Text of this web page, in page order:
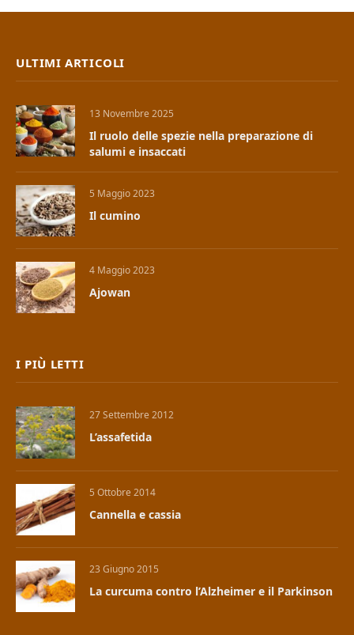
ULTIMI ARTICOLI
13 Novembre 2025
Il ruolo delle spezie nella preparazione di
salumi e insaccati
5 Maggio 2023
Il cumino
4 Maggio 2023
Ajowan
I PIÙ LETTI
27 Settembre 2012
L’assafetida
5 Ottobre 2014
Cannella e cassia
23 Giugno 2015
La curcuma contro l’Alzheimer e il Parkinson